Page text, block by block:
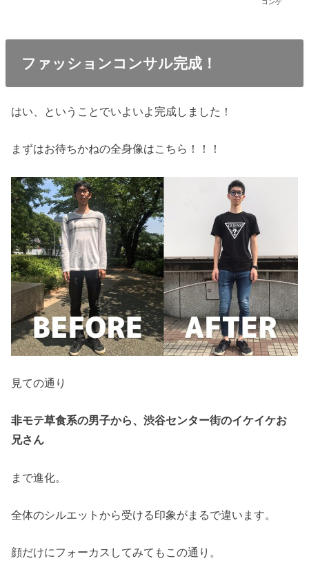
ゴンゲ
ファッションコンサル完成！
はい、ということでいよいよ完成しました！
まずはお待ちかねの全身像はこちら！！！
見ての通り
非モテ草食系の男子から、渋谷センター街のイケイケお
兄さん
まで進化。
全体のシルエットから受ける印象がまるで違います。
顔だけにフォーカスしてみてもこの通り。